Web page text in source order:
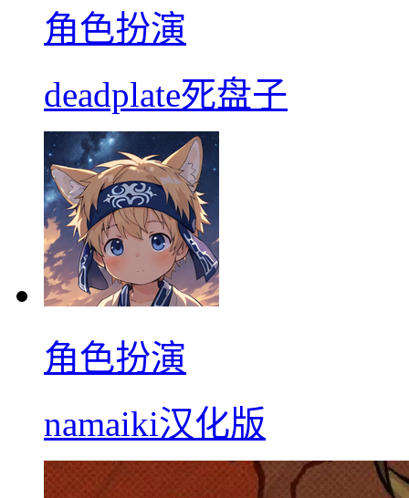
角色扮演
deadplate死盘子
角色扮演
namaiki汉化版